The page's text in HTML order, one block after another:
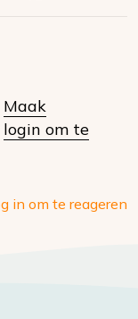
Maak
login om te
in om te reageren